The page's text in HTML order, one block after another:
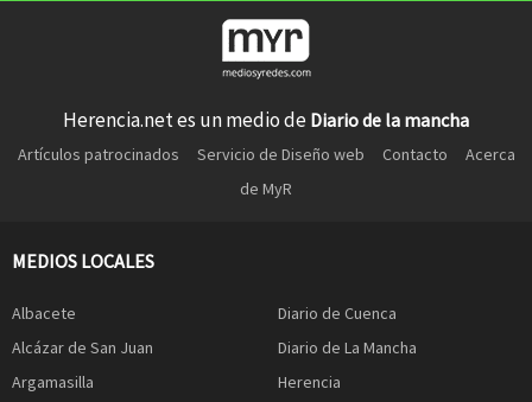
Herencia.net es un medio de Diario de la mancha
Artículos patrocinados Servicio de Diseño web Contacto
Acerca
de MyR
MEDIOS LOCALES
Albacete
Alcázar de San Juan
Argamasilla
Diario de Cuenca
Diario de La Mancha
Herencia